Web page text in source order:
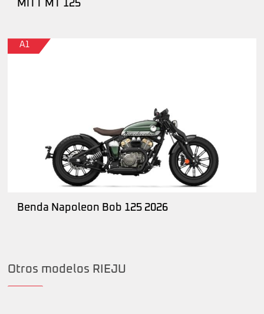
MITT MT 125
A1
Benda Napoleon Bob 125 2026
Otros modelos RIEJU